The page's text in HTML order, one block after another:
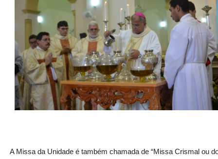
A Missa da Unidade é também chamada de “Missa Crismal ou